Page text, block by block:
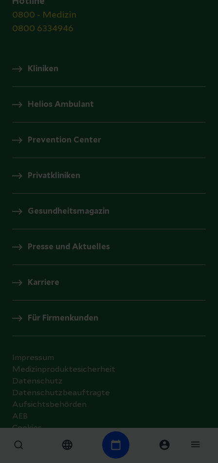
0800 - Medizin
0800 6334946
Kliniken
Helios Ambulant
Prevention Center
Privatkliniken
Gesundheitsmagazin
Presse und Aktuelles
Karriere
Für Firmenkunden
© 2026 Helios Kliniken GmbH
Impressum
Medizinproduktesicherheit
Datenschutz
Datenschutzbeauftragte
Aufsichtsbehörden
AEB
Cookies